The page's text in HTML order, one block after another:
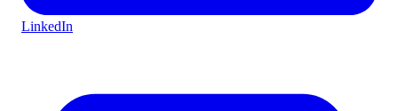
LinkedIn